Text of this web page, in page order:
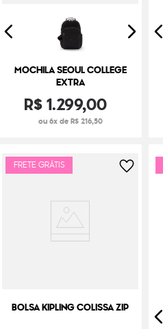
MOCHILA SEOUL COLLEGE
EXTRA
R$1.299,00
ou 6x de R$ 216,50
FRETE GRÁTIS
BOLSA KIPLING COLISSA ZIP